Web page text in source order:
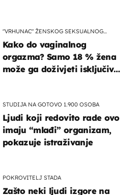
"VRHUNAC" ŽENSKOG SEKSUALNOG
Kako do vaginalnog
orgazma? Samo 18 % žena
može ga doživjeti isključivo
STUDIJA NA GOTOVO 1.900 OSOBA
Ljudi koji redovito rade ovo
imaju “mlađi” organizam,
pokazuje istraživanje
POKROVITELJ STADA
Zašto neki ljudi izgore na